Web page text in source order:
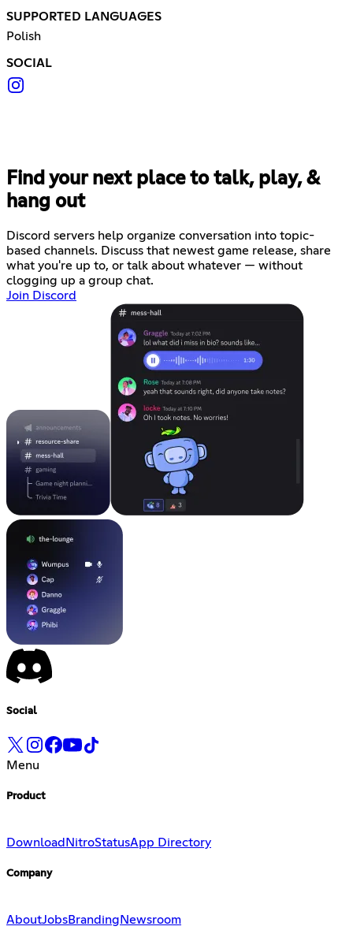
SUPPORTED LANGUAGES
Polish
SOCIAL
Find your next place to talk, play, &
hang out
Discord servers help organize conversation into topic-
based channels. Discuss that newest game release, share
what you're up to, or talk about whatever — without
clogging up a group chat.
Join Discord
Social
Menu
Product
Download NitroStatusApp Directory
Company
AboutJobsBranding Newsroom